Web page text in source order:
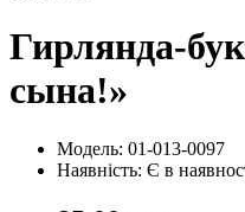
Гирлянда-
сына!»
Модель: 01-013-0097
Наявність: Є в